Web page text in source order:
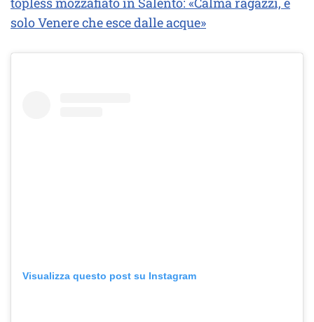
solo Venere che esce dalle acque»
Visualizza questo post su Instagram